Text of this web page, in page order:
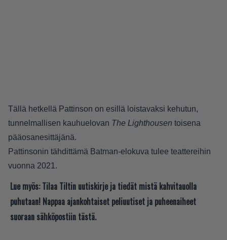
Tällä hetkellä Pattinson on esillä loistavaksi kehutun,
tunnelmallisen kauhuelovan The Lighthousen toisena
pääosanesittäjänä.
Pattinsonin tähdittämä Batman-elokuva tulee teattereihin
vuonna 2021.
Lue myös: Tilaa Tiltin uutiskirje ja tiedät mistä kahvitauolla
puhutaan! Nappaa ajankohtaiset peliuutiset ja puheenaiheet
suoraan sähköpostiin tästä.